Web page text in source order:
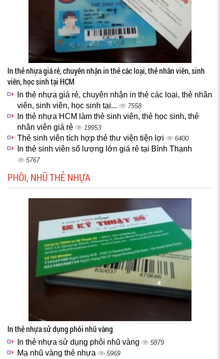
In thẻ nhựa giá rẻ, chuyên nhận in thẻ các loại, thẻ nhân viên, sinh
viên, học sinh tại HCM
In thẻ nhựa giá rẻ, chuyên nhận in thẻ các loại, thẻ nhân
viên, sinh viên, học sinh tại...
7558
In thẻ nhựa HCM làm thẻ sinh viên, thẻ học sinh, thẻ
nhân viên giá rẻ
19953
Thẻ sinh viên tích hợp thẻ thư viện tiện lợi 6400
In thẻ sinh viên số lượng lớn giá rẻ tại Bình Thạnh
5767
PHÔI, NHŨ THẺ NHỰA
In thẻ nhựa sử dụng phôi nhũ vàng
In thẻ nhựa sử dụng phôi nhũ vàng 5879
Mạ nhũ vàng thẻ nhựa 5969